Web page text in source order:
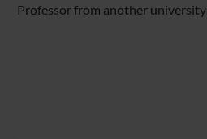
Professor from another university